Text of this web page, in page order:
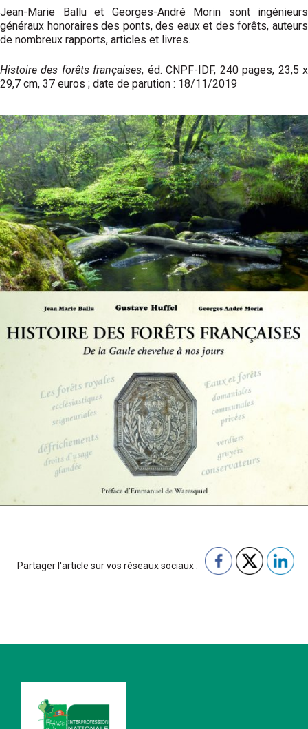
Jean-Marie Ballu et Georges-André Morin sont ingénieurs
généraux honoraires des ponts, des eaux et des forêts, auteurs
de nombreux rapports, articles et livres.
Histoire des forêts françaises, éd. CNPF-IDF, 240 pages, 23,5 x
29,7 cm, 37 euros ; date de parution : 18/11/2019
Partager l'article sur vos réseaux sociaux :